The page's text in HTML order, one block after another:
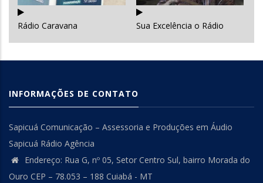
Rádio Caravana Sua Excelência o Rádio
INFORMAÇÕES DE CONTATO
Sapicuá Comunicação – Assessoria e Produções em Áudio
Sapicuá Rádio Agência
Endereço: Rua G, nº 05, Setor Centro Sul, bairro Morada do
Ouro CEP – 78.053 – 188 Cuiabá - MT